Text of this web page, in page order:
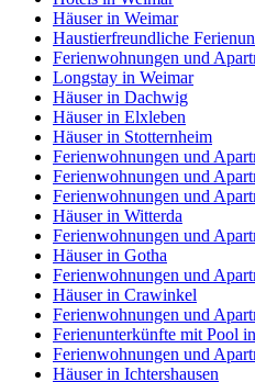
Häuser in Weimar
Haustierfreundliche
Ferienwohnungen und
Longstay in Weimar
Häuser in Dachwig
Häuser in Elxleben
Häuser in Stotternheim
Ferienwohnungen und
Ferienwohnungen und
Ferienwohnungen und
Häuser in Witterda
Ferienwohnungen und
Häuser in Gotha
Ferienwohnungen und
Häuser in Crawinkel
Ferienwohnungen und
Ferienunterkünfte mit Pool
Ferienwohnungen und
Häuser in Ichtershausen